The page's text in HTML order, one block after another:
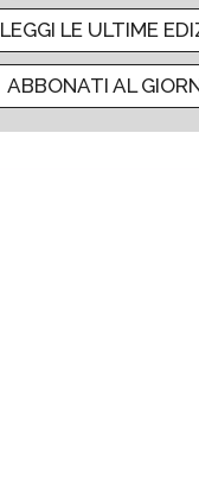
LEGGI LE ULTIME
ABBONATI AL